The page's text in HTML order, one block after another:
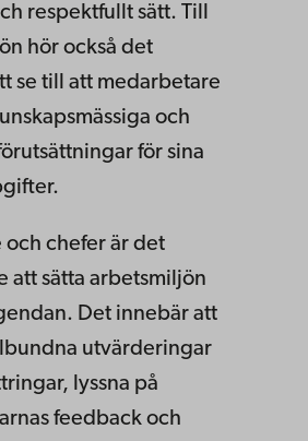
respektfullt sätt. Till
hör också det
se till att medarbetare
och
för sina
och chefer är det
att sätta arbetsmiljön
Det innebär att
utvärderingar
lyssna på
feedback och